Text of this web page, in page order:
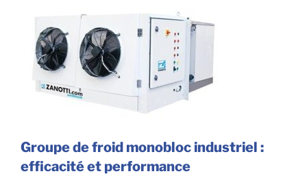
Groupe de froid monobloc industriel :
efficacité et performance